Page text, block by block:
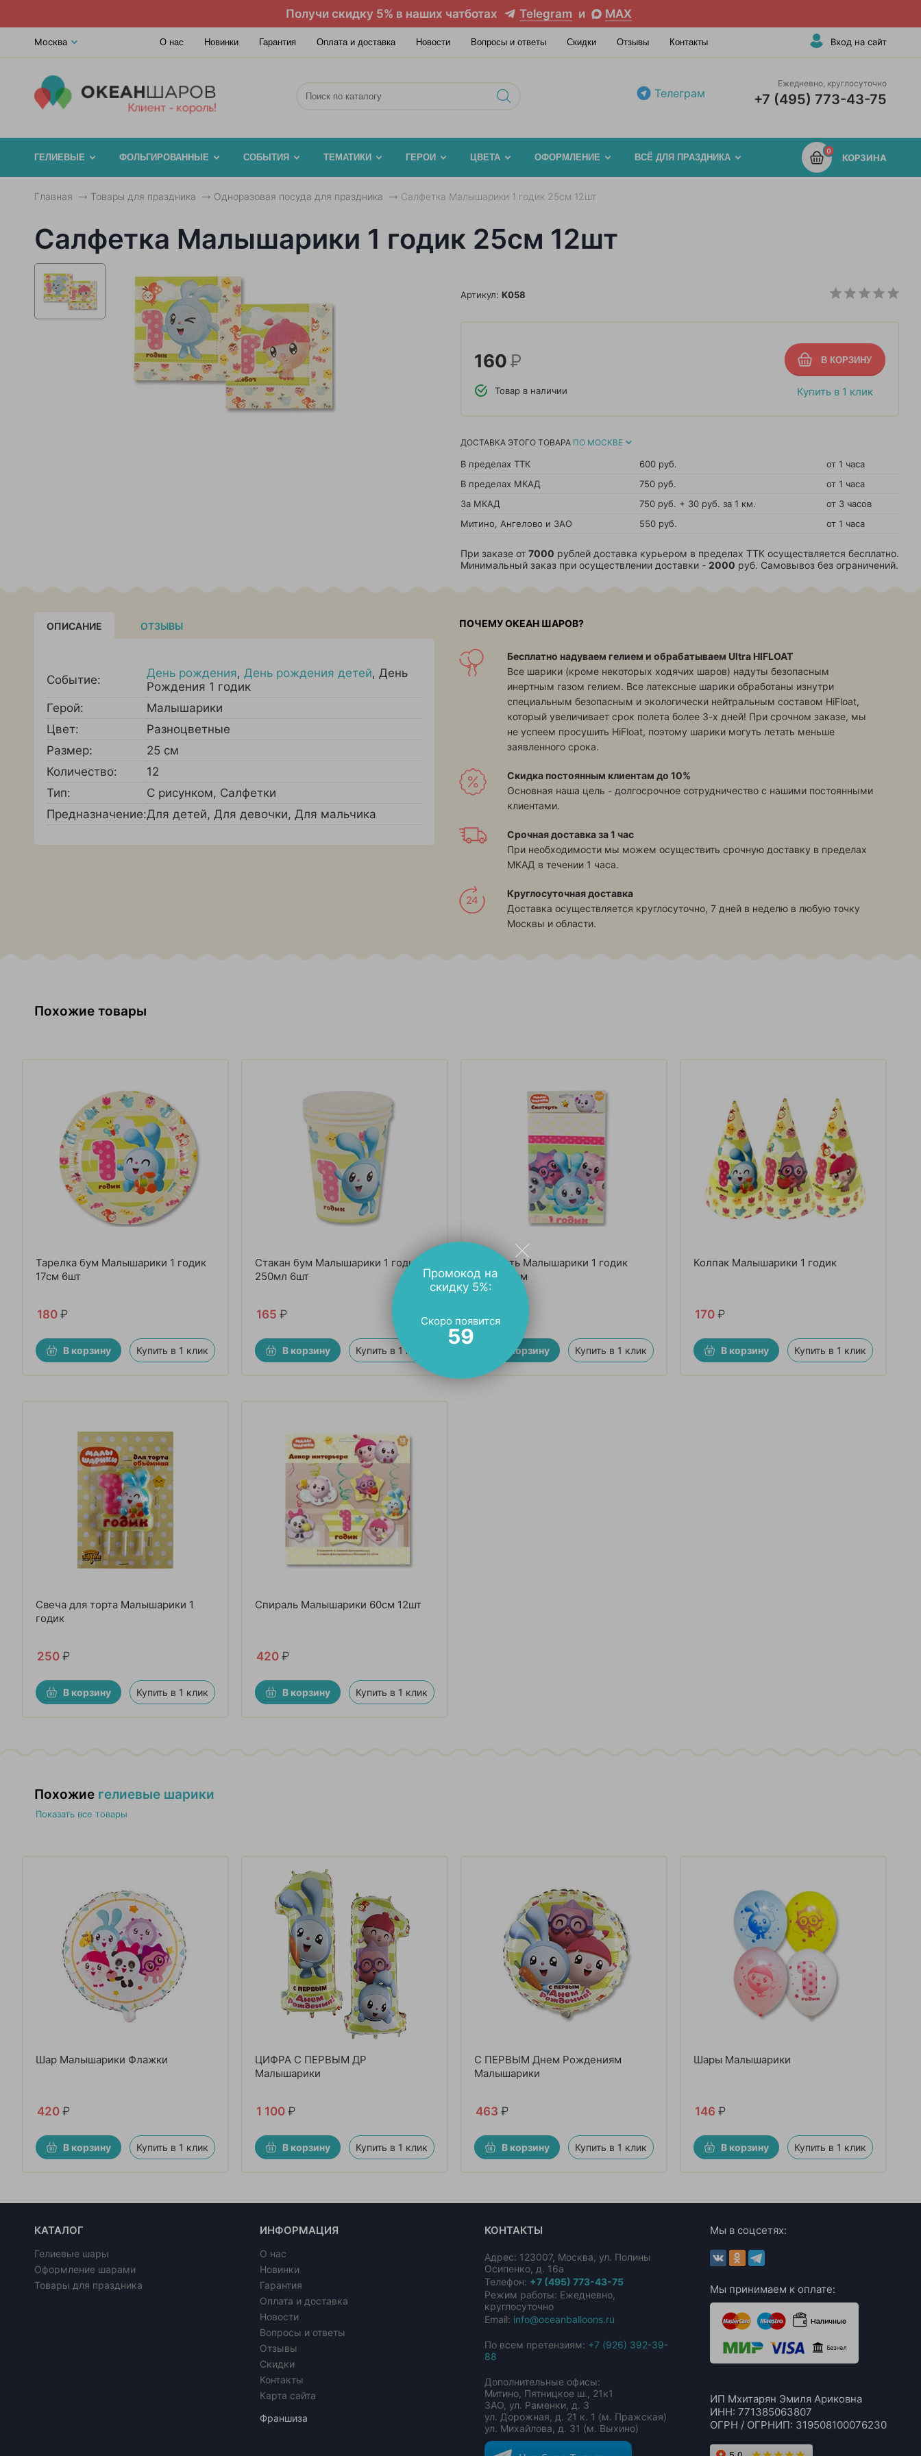
Получи скидку 5% в наших чатботах Telegram и MAX
Москва О нас Новинки Гарантия Оплата и доставка Новости Вопросы и ответы Скидки Отзывы Контакты Вход на сайт
Телеграм
Ежедневно, круглосуточно
+7 (495) 773-43-75
0
КОРЗИНА
ГЕЛИЕВЫЕ ФОЛЬГИРОВАННЫЕ СОБЫТИЯ ТЕМАТИКИ ГЕРОИ ЦВЕТА ОФОРМЛЕНИЕ ВСЁ ДЛЯ ПРАЗДНИКА
Главная Товары для праздника Одноразовая посуда для праздника Салфетка Малышарики 1 годик 25см 12шт
Салфетка Малышарики 1 годик 25см 12шт
Артикул: К058
Купить в 1 клик
160Р
Товар в наличии
ДОСТАВКА ЭТОГО ТОВАРА ПО МОСКВЕ
В пределах ТТК 600 руб.
от 1 часа
В пределах МКАД
750 руб.
от 1 часа
За МКАД
750 руб. + 30 руб. за 1 км.
от 3 часов
Митино, Ангелово и ЗАО
550 руб. от 1 часа
При заказе от 7000 рублей доставка курьером в пределах ТТК осуществляется бесплатно.
Минимальный заказ при осуществлении доставки - 2000 руб. Самовывоз без ограничений.
ОПИСАНИЕ ОТЗЫВЫ
Событие: День рождения, День рождения детей, День
Рождения 1 годик
Герой:
Малышарики
Цвет:
Разноцветные
Размер:
25 см
Количество:
12
Тип:
С рисунком, Салфетки
Предназначение:Для детей, Для девочки, Для мальчика
ПОЧЕМУ ОКЕАН ШАРОВ?
Бесплатно надуваем гелием и обрабатываем Ultra HIFLOAT
Все шарики (кроме некоторых ходячих шаров) надуты безопасным
инертным газом гелием. Все латексные шарики обработаны изнутри
специальным безопасным и экологически нейтральным составом HiFloat,
который увеличивает срок полета более 3-х дней! При срочном заказе, мы
не успеем просушить HiFloat, поэтому шарики могуть летать меньше
заявленного срока.
Скидка постоянным клиентам до 10%
Основная наша цель - долгосрочное сотрудничество с нашими постоянными
клиентами.
Срочная доставка за 1 час
При необходимости мы можем осуществить срочную доставку в пределах
МКАД в течении 1 часа.
Круглосуточная доставка
Доставка осуществляется круглосуточно, 7 дней в неделю в любую точку
Москвы и области.
Похожие товары
Тарелка бум Малышарики 1 годик
17см 6шт
180 ₽
В корзину Купить в 1 клик
Стакан бум Малышарики 1 годик
250мл 6шт
165 ₽
В корзину Купить в 1 клик
Скатерть Малышарики 1 годик
130х180см
В корзину Купить в 1 клик
Колпак Малышарики 1 годик
170 ₽
В корзину Купить в 1 клик
Свеча для торта Малышарики 1
годик
250 ₽
В корзину Купить в 1 клик
Спираль Малышарики 60см 12шт
420 ₽
В корзину Купить в 1 клик
Похожие гелиевые шарики
Показать все товары
Шар Малышарики Флажки
420 ₽
В корзину Купить в 1 клик
ЦИФРА С ПЕРВЫМ ДР
Малышарики
1 100 ₽
В корзину Купить в 1 клик
С ПЕРВЫМ Днем Рождениям
Малышарики
463 ₽
В корзину Купить в 1 клик
Шары Малышарики
146 ₽
В корзину Купить в 1 клик
КАТАЛОГ
Гелиевые шары
Оформление шарами
Товары для праздника
ИНФОРМАЦИЯ
О нас
Новинки
Гарантия
Оплата и доставка
Новости
Вопросы и ответы
Отзывы
Скидки
Контакты
Карта сайта
Франшиза
КОНТАКТЫ
Адрес: 123007, Москва, ул. Полины
Осипенко, д. 16а
Телефон: +7 (495) 773-43-75
Режим работы: Ежедневно,
круглосуточно
Email: info@oceanballoons.ru
По всем претензиям: +7 (926) 392-39-
88
Дополнительные офисы:
Митино, Пятницкое ш., 21к1
ЗАО, ул. Раменки, д. 3
ул. Дорожная, д. 21 к. 1 (м. Пражская)
ул. Михайлова, д. 31 (м. Выхино)
Мы в соцсетях:
Мы принимаем к оплате:
ИП Мхитарян Эмиля Ариковна
ИНН: 771385063807
ОГРН / ОГРНИП: 319508100076230
Промокод на
скидку 5%:
Скоро появится
58